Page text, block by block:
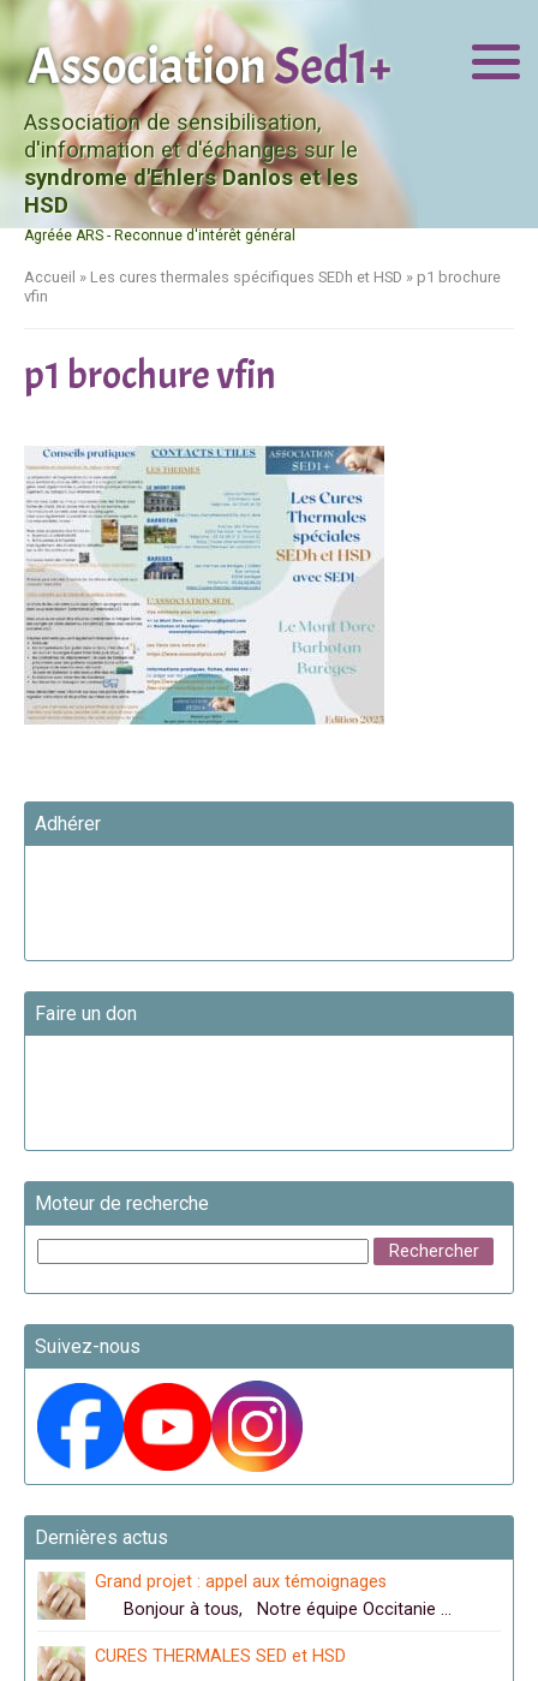
Association de sensibilisation,
d'information et d'échanges sur le
syndrome d'Ehlers Danlos et les
HSD
Agréée ARS - Reconnue d'intérêt général
Accueil » Les cures thermales spécifiques SEDh et HSD » p1 brochure
vfin
p1 brochure vfin
Adhérer
Faire un don
Moteur de recherche
Suivez-nous
Dernières actus
Grand projet : appel aux témoignages
Bonjour à tous, Notre équipe Occitanie …
CURES THERMALES SED et HSD